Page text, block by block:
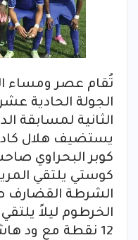
تُقام عصر ومساء
الجولة الحادية
الثانية لمسابقة
يستضيف هلال
الخرطوم ليلاً